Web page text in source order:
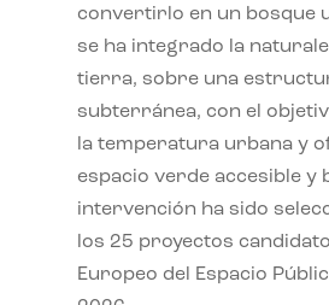
convertirlo en un bosque
se ha integrado la
tierra, sobre una
subterránea, con el
la temperatura urbana y
espacio verde accesible y
intervención ha sido
los 25 proyectos
Europeo del Espacio